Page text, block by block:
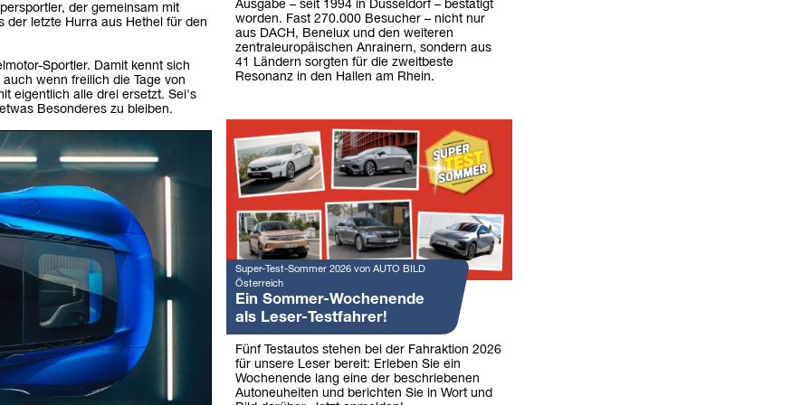
der gemeinsam mit
der letzte Hurra aus Hethel für den
Sportler. Damit kennt sich
wenn freilich die Tage von
eigentlich alle drei ersetzt. Sei's
Besonderes zu bleiben.
Ausgabe – seit 1994 in Düsseldorf – bestätigt
worden. Fast 270.000 Besucher – nicht nur
aus DACH, Benelux und den weiteren
zentraleuropäischen Anrainern, sondern aus
41 Ländern sorgten für die zweitbeste
Resonanz in den Hallen am Rhein.
Super-Test-Sommer 2026 von AUTO BILD
Österreich
Ein Sommer-Wochenende
als Leser-Testfahrer!
Fünf Testautos stehen bei der Fahraktion 2026
für unsere Leser bereit: Erleben Sie ein
Wochenende lang eine der beschriebenen
Autoneuheiten und berichten Sie in Wort und